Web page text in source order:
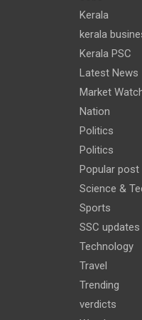
Kerala
kerala
Kerala PSC
Latest News
Market
Nation
Politics
Politics
Popular post
Science &
Sports
SSC updates
Technology
Travel
Trending
verdicts